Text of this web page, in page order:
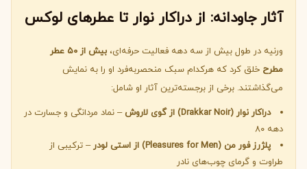
آثار جاودانه: از دراکار نوار تا عطرهای لوکس
ورنیه در طول بیش از سه دهه فعالیت حرفه‌ای،
بیش از ۵۰ عطر
مطرح خلق کرد که هرکدام سبک منحصربه‌فرد او را به نمایش
می‌گذاشتند. برخی از برجسته‌ترین آثار او شامل:
دراکار نوار (Drakkar Noir) از گوی لاروش
– نماد مردانگی و جسارت در
دهه ۸۰
پلژرز فور من (Pleasures for Men) از استی لودر
– ترکیبی از
طراوت و گرمای چوب‌های نادر